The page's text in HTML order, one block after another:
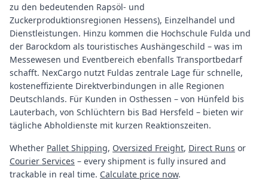
zu den bedeutenden Rapsöl- und
Zuckerproduktionsregionen Hessens), Einzelhandel und
Dienstleistungen. Hinzu kommen die Hochschule Fulda und
der Barockdom als touristisches Aushängeschild – was im
Messewesen und Eventbereich ebenfalls Transportbedarf
schafft. NexCargo nutzt Fuldas zentrale Lage für schnelle,
kosteneffiziente Direktverbindungen in alle Regionen
Deutschlands. Für Kunden in Osthessen – von Hünfeld bis
Lauterbach, von Schlüchtern bis Bad Hersfeld – bieten wir
tägliche Abholdienste mit kurzen Reaktionszeiten.
Whether Pallet Shipping, Oversized Freight, Direct Runs or
Courier Services – every shipment is fully insured and
trackable in real time. Calculate price now.